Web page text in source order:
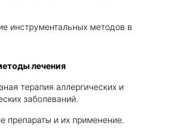
инструментальных методов в
лечения
терапия аллергических и
заболеваний.
препараты и их применение.